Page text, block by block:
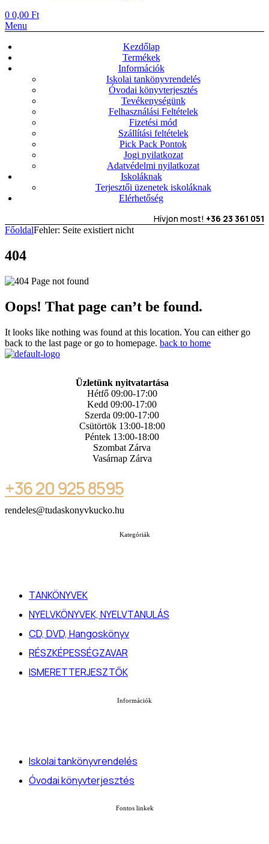
0 0,00 Ft
Menu
Kezdőlap
Termékek
Információk
Iskolai tankönyvrendelés
Óvodai könyvterjesztés
Tevékenységünk
Felhasználási Feltételek
Fizetési mód
Szállítási feltételek
Pick Pack Pontok
Jogi nyilatkozat
Adatvédelmi nyilatkozat
Iskoláknak
Terjesztői üzenetek iskoláknak
Elérhetőség
Hívjon most! +36 23 361 051
FőoldalFehler: Seite existiert nicht
404
Oops! That page can’t be found.
It looks like nothing was found at this location. You can either go
back to the last page or go to homepage. back to home
Üzletünk nyitvatartása
Hétfő 09:00-17:00
Kedd 09:00-17:00
Szerda 09:00-17:00
Csütörtök 13:00-18:00
Péntek 13:00-18:00
Szombat Zárva
Vasárnap Zárva
+36 20 925 8595
rendeles@tudaskonyvkucko.hu
Kategóriák
TANKÖNYVEK
NYELVKÖNYVEK, NYELVTANULÁS
CD, DVD, Hangoskönyv
RÉSZKÉPESSÉGZAVAR
ISMERETTERJESZTŐK
Információk
Iskolai tankönyvrendelés
Óvodai könyvterjesztés
Fontos linkek